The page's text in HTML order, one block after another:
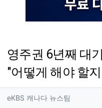
영주권 6년째 대
"어떻게 해야 할
작성자 정보
eKBS 캐나다 뉴스팀